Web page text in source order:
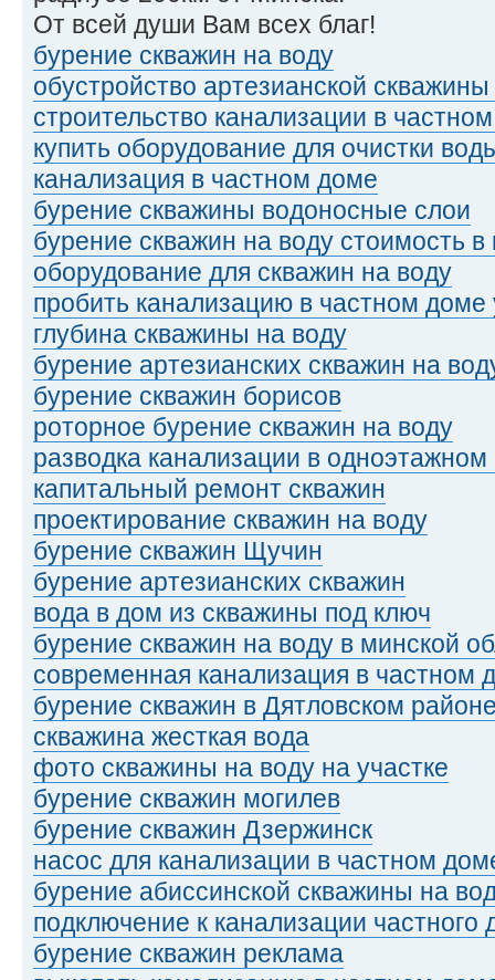
От всей души Вам всех благ!
бурение скважин на воду
обустройство артезианской
строительство канализации в
купить оборудование для очистки
канализация в частном доме
бурение скважины водоносные слои
бурение скважин на воду стоимость
оборудование для скважин на воду
пробить канализацию в частном доме
глубина скважины на воду
бурение артезианских скважин на
бурение скважин борисов
роторное бурение скважин на воду
разводка канализации в
капитальный ремонт скважин
проектирование скважин на воду
бурение скважин Щучин
бурение артезианских скважин
вода в дом из скважины под ключ
бурение скважин на воду в минской
современная канализация в частном
бурение скважин в Дятловском
скважина жесткая вода
фото скважины на воду на участке
бурение скважин могилев
бурение скважин Дзержинск
насос для канализации в частном
бурение абиссинской скважины на
подключение к канализации частного
бурение скважин реклама